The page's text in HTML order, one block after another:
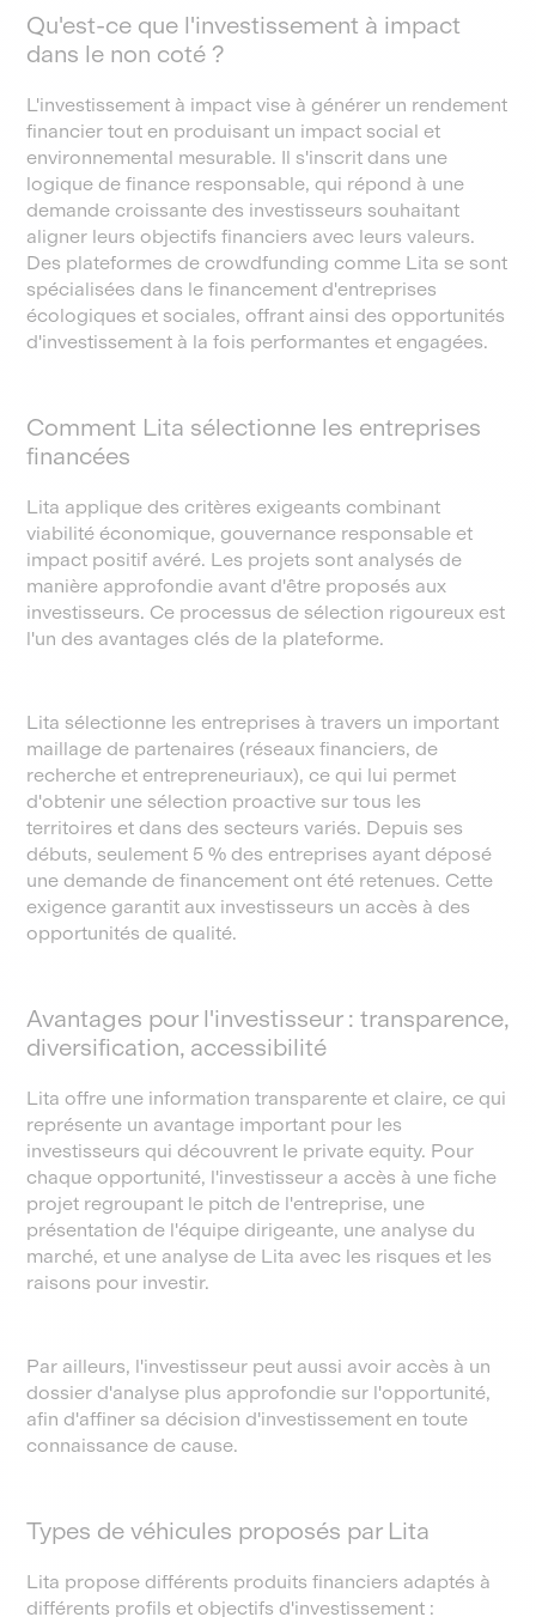
Qu'est-ce que l'investissement à impact
dans le non coté ?
L'investissement à impact vise à générer un rendement
financier tout en produisant un impact social et
environnemental mesurable. Il s'inscrit dans une
logique de finance responsable, qui répond à une
demande croissante des investisseurs souhaitant
aligner leurs objectifs financiers avec leurs valeurs.
Des plateformes de crowdfunding comme Lita se sont
spécialisées dans le financement d'entreprises
écologiques et sociales, offrant ainsi des opportunités
d'investissement à la fois performantes et engagées.
Comment Lita sélectionne les entreprises
financées
Lita applique des critères exigeants combinant
viabilité économique, gouvernance responsable et
impact positif avéré. Les projets sont analysés de
manière approfondie avant d'être proposés aux
investisseurs. Ce processus de sélection rigoureux est
l'un des avantages clés de la plateforme.
Lita sélectionne les entreprises à travers un important
maillage de partenaires (réseaux financiers, de
recherche et entrepreneuriaux), ce qui lui permet
d'obtenir une sélection proactive sur tous les
territoires et dans des secteurs variés. Depuis ses
débuts, seulement 5 % des entreprises ayant déposé
une demande de financement ont été retenues. Cette
exigence garantit aux investisseurs un accès à des
opportunités de qualité.
Avantages pour l'investisseur : transparence,
diversification, accessibilité
Lita offre une information transparente et claire, ce qui
représente un avantage important pour les
investisseurs qui découvrent le private equity. Pour
chaque opportunité, l'investisseur a accès à une fiche
projet regroupant le pitch de l'entreprise, une
présentation de l'équipe dirigeante, une analyse du
marché, et une analyse de Lita avec les risques et les
raisons pour investir.
Par ailleurs, l'investisseur peut aussi avoir accès à un
dossier d'analyse plus approfondie sur l'opportunité,
afin d'affiner sa décision d'investissement en toute
connaissance de cause.
Types de véhicules proposés par Lita
Lita propose différents produits financiers adaptés à
différents profils et objectifs d'investissement :